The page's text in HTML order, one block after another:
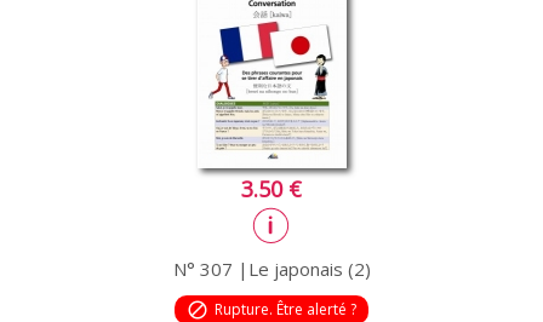
3.50 €
N° 307 |Le japonais (2)
block Rupture. Être alerté ?